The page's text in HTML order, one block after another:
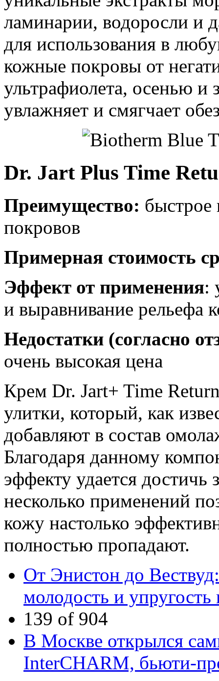
ламинарии, водоросли и
для использования в
кожные покровы от
ультрафиолета, осенью и
увлажняет и смягчает
Dr. Jart Plus Time
Преимущество: быстрое
покровов
Примерная стоимость
Эффект от применения:
и выравнивание рельефа
Недостатки (согласно
очень высокая цена
Крем Dr. Jart+ Time
улитки, который, как
добавляют в состав
Благодаря данному
эффекту удается достичь
несколько применений
кожу настолько
полностью пропадают.
От Энистон до
молодость и упругость
139 of 904
В Москве открылся
InterCHARM, бьюти-